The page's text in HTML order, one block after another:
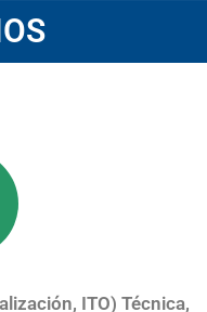
ITO) Técnica,